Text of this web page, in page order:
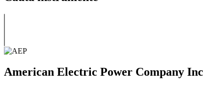
American Electric Power Company Inc